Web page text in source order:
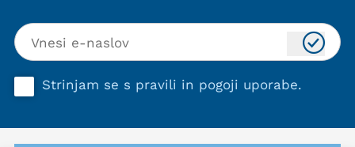
Strinjam se s pravili in pogoji uporabe.